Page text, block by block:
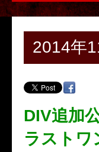
2014年
DIV追加
ラストワ